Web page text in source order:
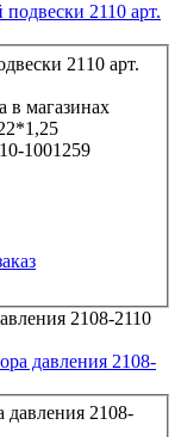
2110 арт.
в магазинах
2110 арт. 2110-1001259
давления 2108-